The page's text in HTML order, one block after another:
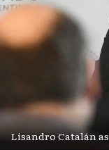
Lisandro Catalán